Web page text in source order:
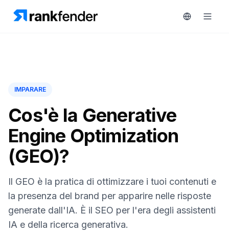
MONITORA
RAIVE
Monitoraggio
concorrenti
Intelligenza
Soluzioni
Risorse
Strumenti
Prezzi
Prenota
una
IMPARARE
Cos'è la Generative
Engine Optimization
(GEO)?
Il GEO è la pratica di ottimizzare i tuoi contenuti e
la presenza del brand per apparire nelle risposte
generate dall'IA. È il SEO per l'era degli assistenti
IA e della ricerca generativa.